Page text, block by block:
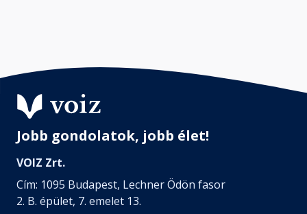
Jobb gondolatok, jobb élet!
VOIZ Zrt.
Cím: 1095 Budapest, Lechner Ödön fasor
2. B. épület, 7. emelet 13.